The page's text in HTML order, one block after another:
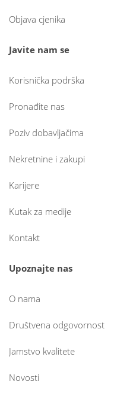
Objava cjenika
Javite nam se
Korisnička podrška
Pronađite nas
Poziv dobavljačima
Nekretnine i zakupi
Karijere
Kutak za medije
Kontakt
Upoznajte nas
O nama
Društvena odgovornost
Jamstvo kvalitete
Novosti